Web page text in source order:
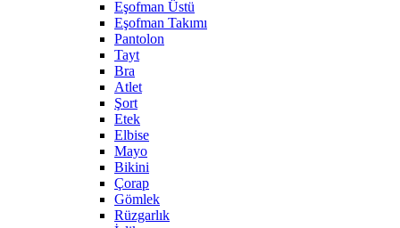
Eşofman Üstü
Eşofman Takımı
Pantolon
Tayt
Bra
Atlet
Şort
Etek
Elbise
Mayo
Bikini
Çorap
Gömlek
Rüzgarlık